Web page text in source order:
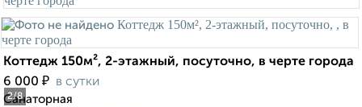
2/8
Коттедж 150м², 2-этажный, посуточно, в черте города
6 000 ₽ в сутки
Санаторная